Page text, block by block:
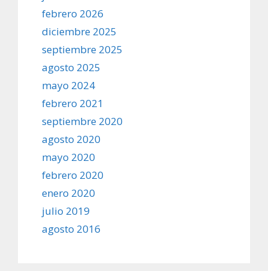
febrero 2026
diciembre 2025
septiembre 2025
agosto 2025
mayo 2024
febrero 2021
septiembre 2020
agosto 2020
mayo 2020
febrero 2020
enero 2020
julio 2019
agosto 2016